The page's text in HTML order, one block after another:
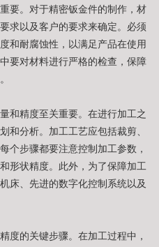
要。对于精密钣金件的制作，材
求以及客户的要求来确定。必须
和耐腐蚀性，以满足产品在使用
要对材料进行严格的检查，保障
和精度至关重要。在进行加工之
和分析。加工工艺应包括裁剪、
个步骤都要注意控制加工参数，
形状精度。此外，为了保障加工
床、先进的数字化控制系统以及
度的关键步骤。在加工过程中，